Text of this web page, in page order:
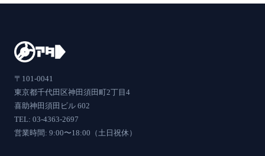
〒101-0041
東京都千代田区神田須田町2丁目4
喜助神田須田ビル 602
TEL: 03-4363-2697
営業時間: 9:00〜18:00（土日祝休）